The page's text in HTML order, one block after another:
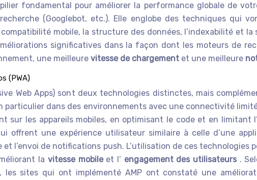
fondamental pour améliorer la performance globale de
(Googlebot, etc.). Elle englobe des techniques qui
mobile, la structure des données, l’indexabilité et
significatives dans la façon dont les moteurs de
une meilleure vitesse de chargement et une meilleure
(PWA)
Web Apps) sont deux technologies distinctes, mais
particulier dans des environnements avec une connectivité
sur les appareils mobiles, en optimisant le code et en limitant
offrent une expérience utilisateur similaire à celle d’une
et l’envoi de notifications push. L’utilisation de ces
la vitesse mobile et l’ engagement des utilisateurs .
les sites qui ont implémenté AMP ont constaté une